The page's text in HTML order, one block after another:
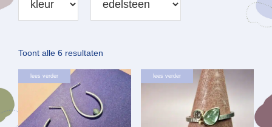
Toont alle 6 resultaten
op
nieuwste
lees verder lees verder